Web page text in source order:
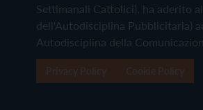
Settimanali Cattolici), ha aderito
dell'Autodisciplina Pubblicitaria)
Autodisciplina della